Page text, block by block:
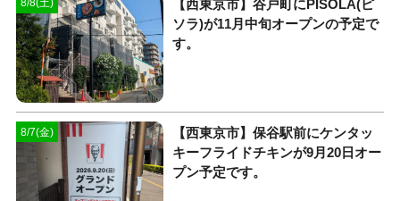
8/8(土)
【西東京市】谷戸町にPISOLA(ピ
ソラ)が11月中旬オープンの予定で
す。
8/7(金)
【西東京市】保谷駅前にケンタッ
キーフライドチキンが9月20日オー
プン予定です。